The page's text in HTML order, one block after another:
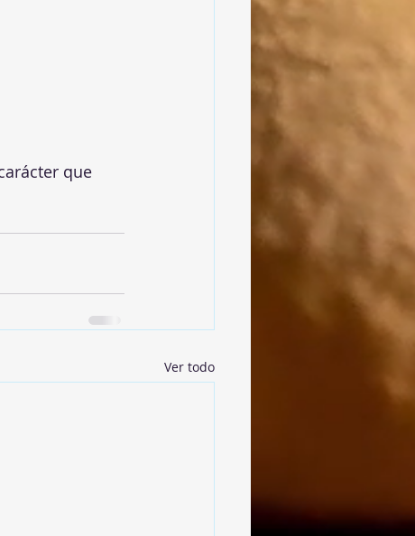
que
Ver todo